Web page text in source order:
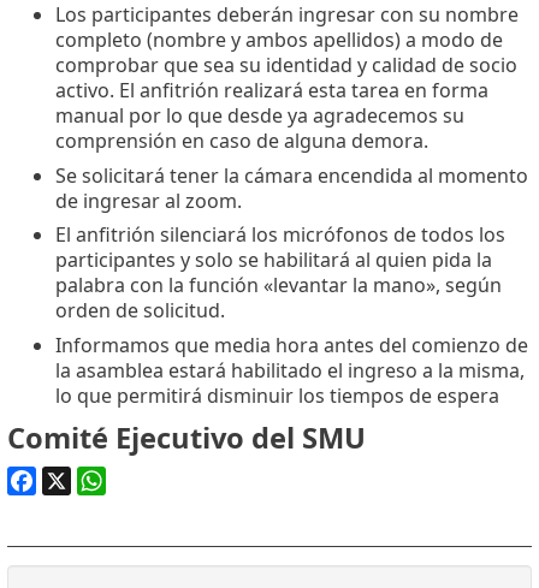
Los participantes deberán ingresar con su nombre
completo (nombre y ambos apellidos) a modo de
comprobar que sea su identidad y calidad de socio
activo. El anfitrión realizará esta tarea en forma
manual por lo que desde ya agradecemos su
comprensión en caso de alguna demora.
Se solicitará tener la cámara encendida al momento
de ingresar al zoom.
El anfitrión silenciará los micrófonos de todos los
participantes y solo se habilitará al quien pida la
palabra con la función «levantar la mano», según
orden de solicitud.
Informamos que media hora antes del comienzo de
la asamblea estará habilitado el ingreso a la misma,
lo que permitirá disminuir los tiempos de espera
Comité Ejecutivo del SMU